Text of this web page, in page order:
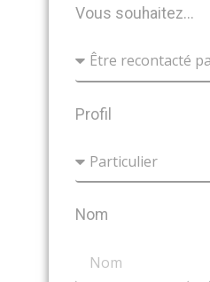
Vous souhaitez...
Profil
Nom